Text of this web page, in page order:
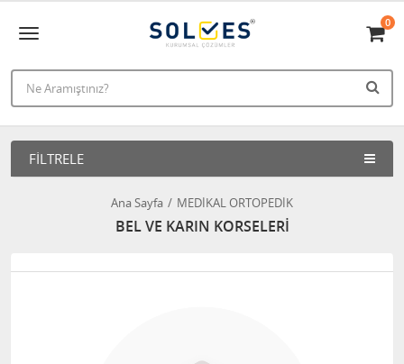
0
FILTRELE
Ana Sayfa MEDİKAL ORTOPEDİK
BEL VE KARIN KORSELERİ